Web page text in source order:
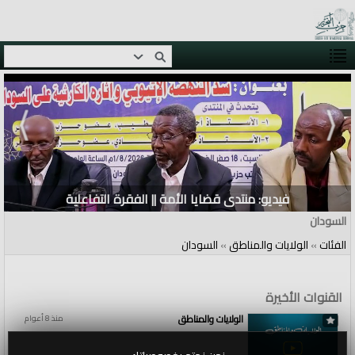
فيديو: منتدى قضايا الأمة || الفقرة التفاعلية
السودان
الفئات»الولايات والمناطق»السودان
القنوات الأخيرة
منذ 8 أعوام الولايات والمناطق